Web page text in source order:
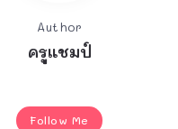
Author
ครูแชมป์
Follow Me